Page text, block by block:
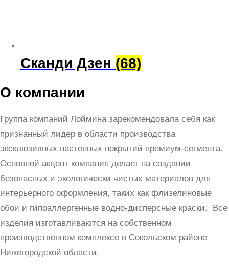
Сканди Дзен (68)
О компании
Группа компаний Лоймина зарекомендовала себя как
признанный лидер в области производства
эксклюзивных настенных покрытий премиум-сегмента.
Основной акцент компания делает на создании
безопасных и экологически чистых материалов для
интерьерного оформления, таких как флизелиновые
обои и гипоаллергенные водно-дисперсные краски. Все
изделия изготавливаются на собственном
производственном комплексе в Сокольском районе
Нижегородской области.